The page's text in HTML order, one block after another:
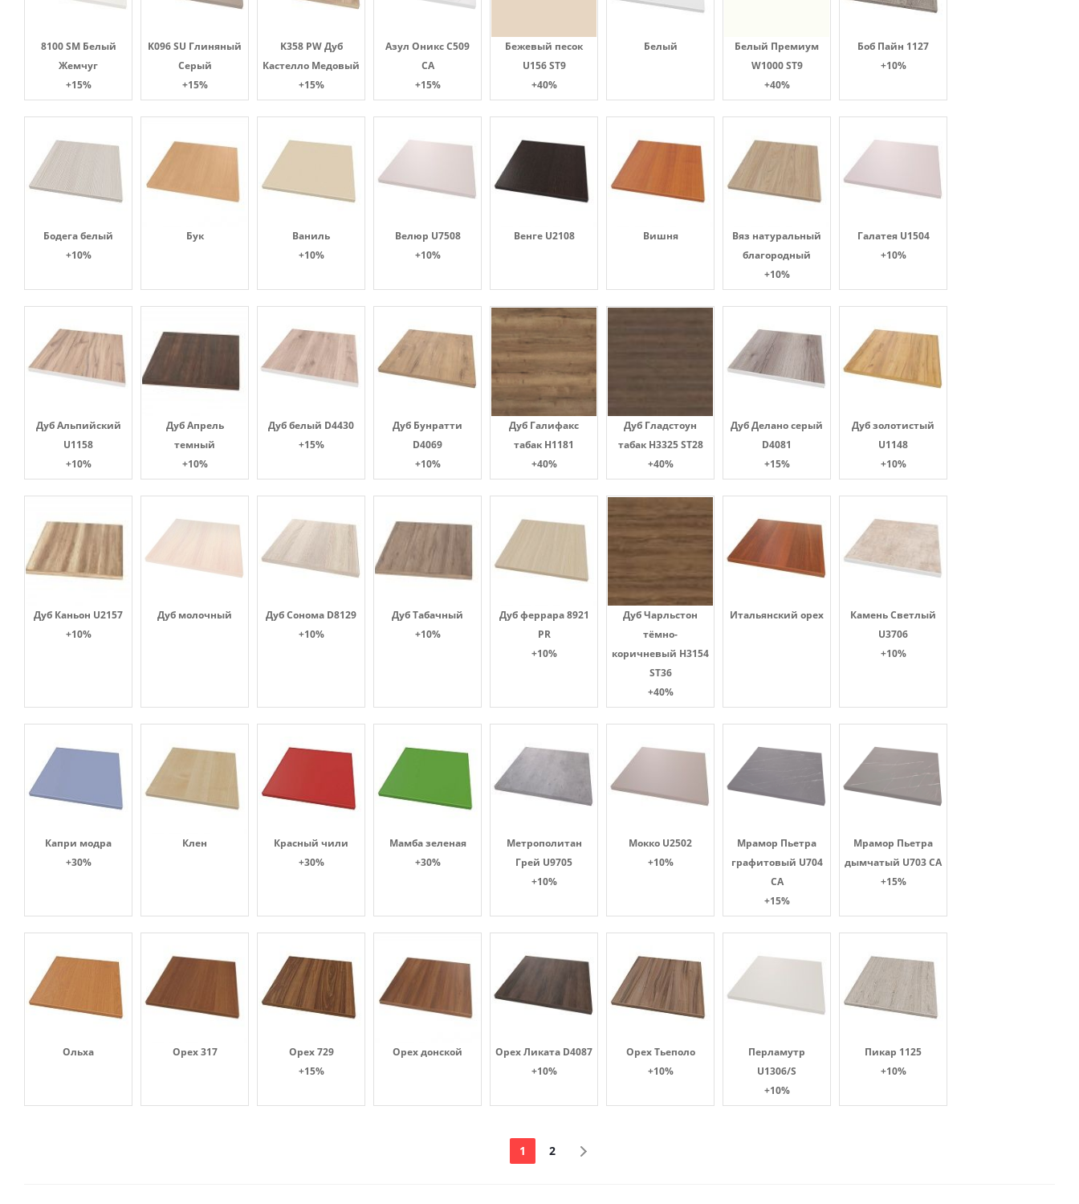
8100 SM Белый
Жемчуг
+15%
K096 SU Глиняный
Серый
+15%
K358 PW Дуб
Кастелло Медовый
+15%
Азул Оникс С509
СА
+15%
Бежевый песок
U156 ST9
+40%
Белый
Белый Премиум
W1000 ST9
+40%
Боб Пайн 1127
+10%
Бодега белый
+10%
Бук
Ваниль
+10%
Велюр U7508
+10%
Венге U2108 Вишня
Вяз натуральный
благородный
+10%
Галатея U1504
+10%
Дуб Альпийский
U1158
+10%
Дуб Апрель
темный
+10%
Дуб белый D4430
+15%
Дуб Бунратти
D4069
+10%
Дуб Галифакс
табак Н1181
+40%
Дуб Гладстоун
табак H3325 ST28
+40%
Дуб Делано серый
D4081
+15%
Дуб золотистый
U1148
+10%
Дуб Каньон U2157
+10%
Дуб молочный
Дуб Сонома D8129
+10%
Дуб Табачный
+10%
Дуб феррара 8921
PR
+10%
Дуб Чарльстон
тёмно-
коричневый H3154
ST36
+40%
Итальянский орех
Камень Светлый
U3706
+10%
Капри модра
+30%
Клен
Красный чили
+30%
Мамба зеленая
+30%
Метрополитан
Грей U9705
+10%
Мокко U2502
+10%
Мрамор Пьетра
графитовый U704
CA
+15%
Мрамор Пьетра
дымчатый U703 CA
+15%
Ольха Орех 317
Орех 729
+15%
Орех донской
Орех Ликата D4087
+10%
Орех Тьеполо
+10%
Перламутр
U1306/S
+10%
Пикар 1125
+10%
1 2